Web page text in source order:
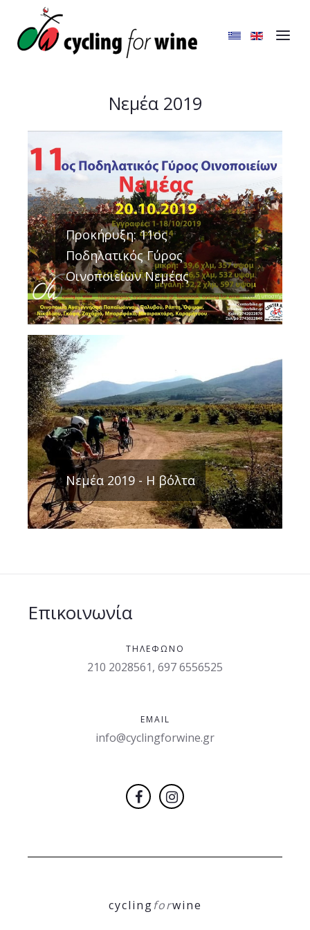
Νεμέα 2019
Προκήρυξη: 11ος
Ποδηλατικός Γύρος
Οινοποιείων Νεμέας
Νεμέα 2019 - Η βόλτα
Επικοινωνία
ΤΗΛΈΦΩΝΟ
210 2028561, 697 6556525
EMAIL
info@cyclingforwine.gr
cyclingforwine